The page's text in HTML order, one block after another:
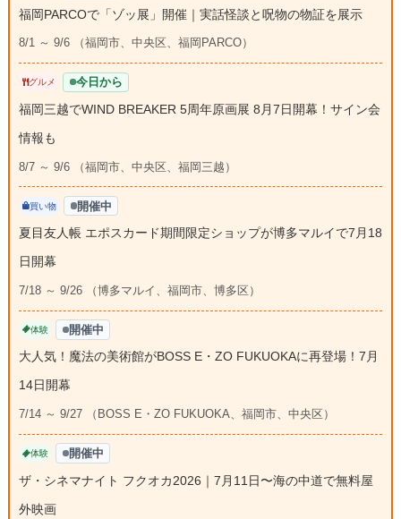
福岡PARCOで「ゾッ展」開催｜実話怪談と呪物の物証を展示
8/1 ～ 9/6 （福岡市、中央区、福岡PARCO）
グルメ 今日から
福岡三越でWIND BREAKER 5周年原画展 8月7日開幕！サイン会
情報も
8/7 ～ 9/6 （福岡市、中央区、福岡三越）
買い物 開催中
夏目友人帳 エポスカード期間限定ショップが博多マルイで7月18
日開幕
7/18 ～ 9/26 （博多マルイ、福岡市、博多区）
体験 開催中
大人気！魔法の美術館がBOSS E・ZO FUKUOKAに再登場！7月
14日開幕
7/14 ～ 9/27 （BOSS E・ZO FUKUOKA、福岡市、中央区）
体験 開催中
ザ・シネマナイト フクオカ2026｜7月11日〜海の中道で無料屋
外映画